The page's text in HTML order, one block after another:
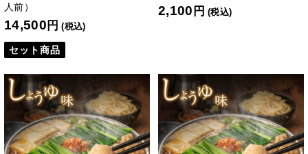
人前）
14,500 円 (税込)
セット商品
2,100 円 (税込)